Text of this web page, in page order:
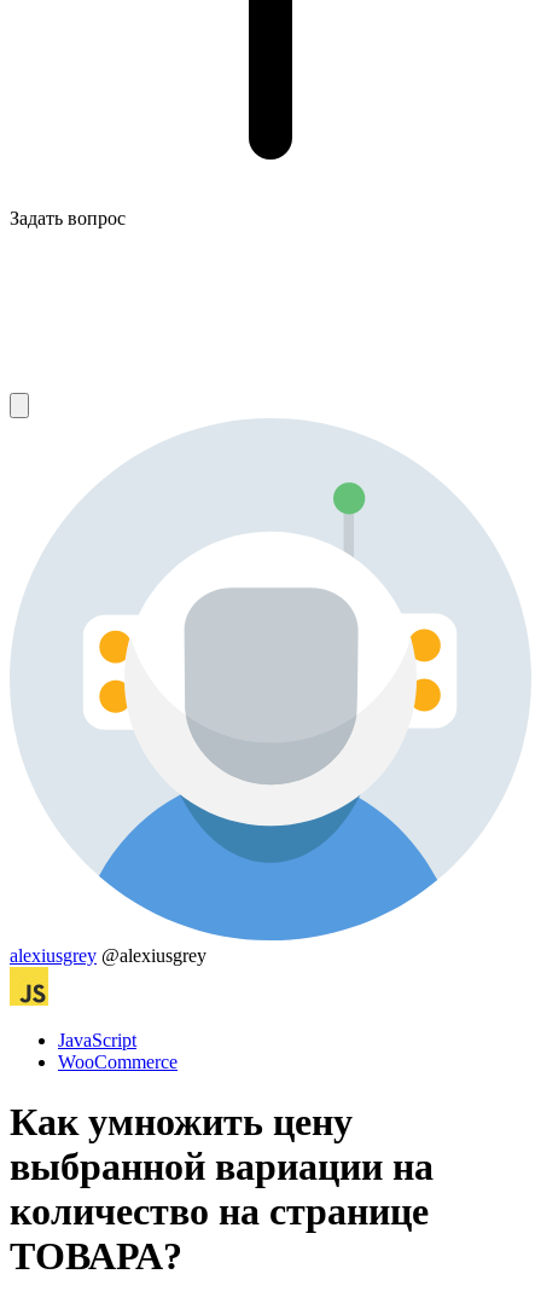
Задать вопрос
alexiusgrey @alexiusgrey
JavaScript
WooСommerce
Как умножить цену
выбранной вариации на
количество на странице
ТОВАРА?